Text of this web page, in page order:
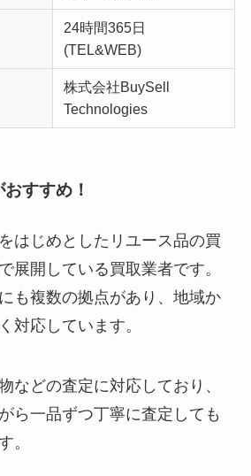
24時間365日
(TEL&WEB)
株式会社BuySell
Technologies
すすめ！
はじめとしたリユース品の買
展開している買取業者です。
も複数の拠点があり、地域か
対応しています。
などの査定に対応しており、
ら一品ずつ丁寧に査定しても
。